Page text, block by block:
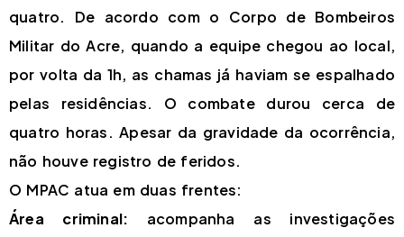
quatro. De acordo com o Corpo de Bombeiros
Militar do Acre, quando a equipe chegou ao local,
por volta da 1h, as chamas já haviam se espalhado
pelas residências. O combate durou cerca de
quatro horas. Apesar da gravidade da ocorrência,
não houve registro de feridos.
O MPAC atua em duas frentes:
Área criminal: acompanha as investigações